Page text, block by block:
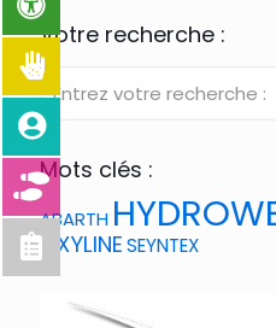
Votre recherche :
Mots clés :
ABARTH
OXYLINESEYNTEX